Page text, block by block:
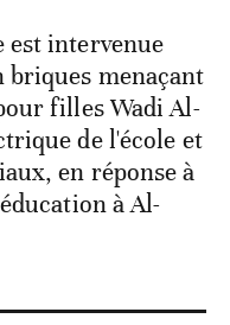
est intervenue
menaçant
filles Wadi Al-
de l'école et
en réponse à
à Al-